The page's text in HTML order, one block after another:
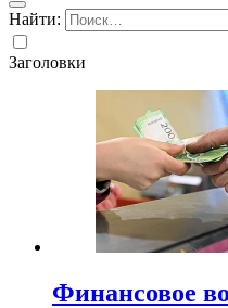
Найти:
Заголовки
Финансовое